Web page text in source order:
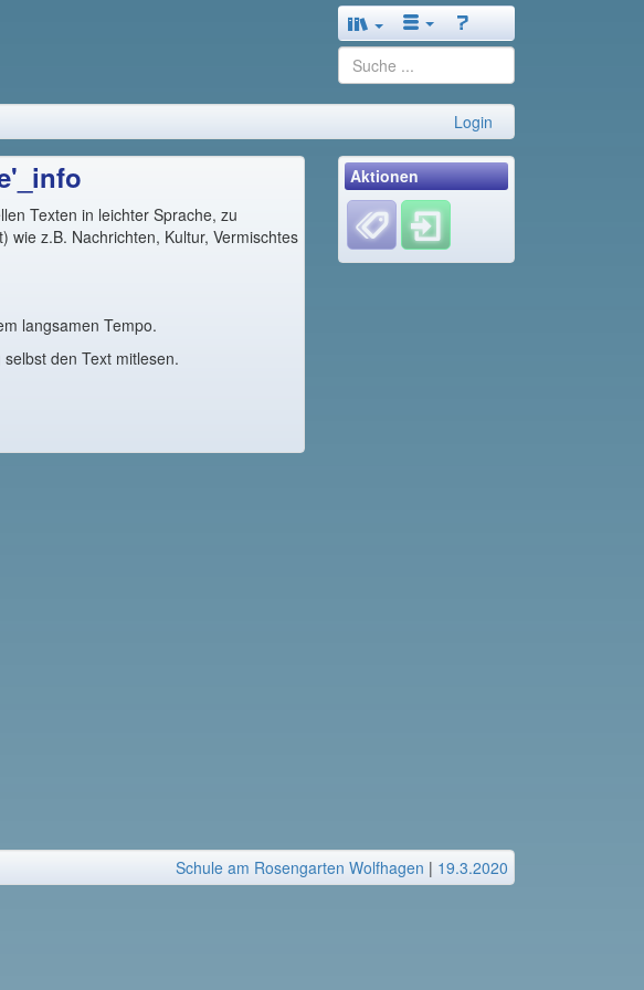
Login
Texten in leichter Sprache, zu
wie z.B. Nachrichten, Kultur, Vermischtes
langsamen Tempo.
den Text mitlesen.
Aktionen
Schule am Rosengarten Wolfhagen | 19.3.2020